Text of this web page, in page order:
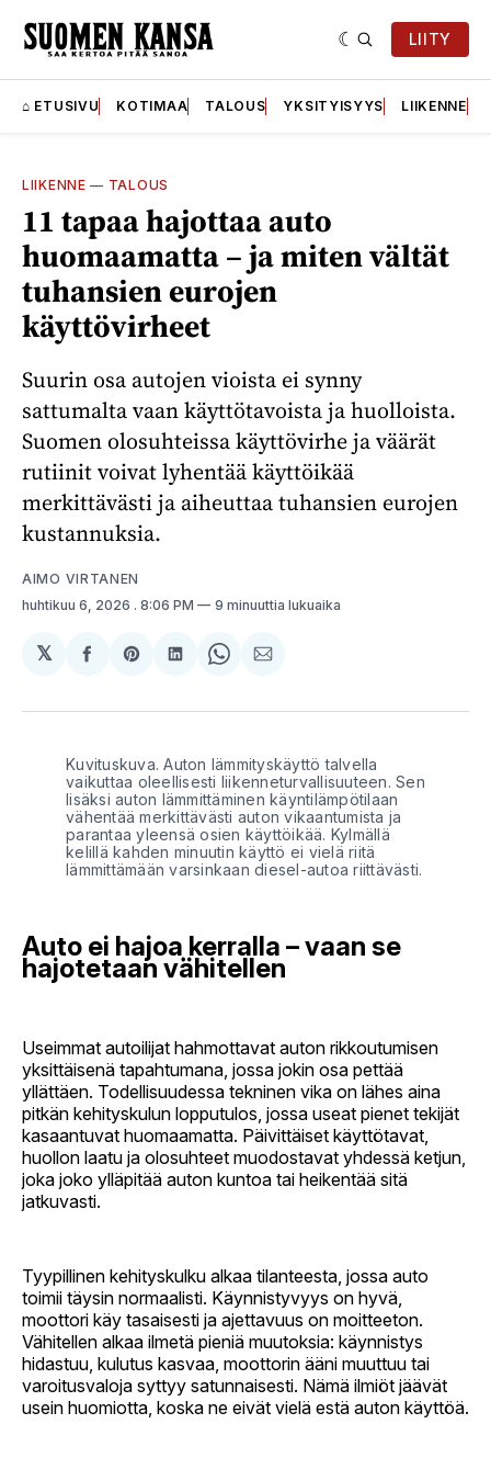
LIITY
⌂ ETUSIVU KOTIMAA TALOUS YKSITYISYYS LIIKENNE
LIIKENNE — TALOUS
11 tapaa hajottaa auto
huomaamatta – ja miten vältät
tuhansien eurojen
käyttövirheet
Suurin osa autojen vioista ei synny
sattumalta vaan käyttötavoista ja huolloista.
Suomen olosuhteissa käyttövirhe ja väärät
rutiinit voivat lyhentää käyttöikää
merkittävästi ja aiheuttaa tuhansien eurojen
kustannuksia.
AIMO VIRTANEN
huhtikuu 6, 2026 . 8:06 PM 9 minuuttia lukuaika
𝕏
Jaa
Share
Pinterest
Jaa Share
WhatsApp
Jaa
Kuvituskuva. Auton lämmityskäyttö talvella
vaikuttaa oleellisesti liikenneturvallisuuteen. Sen
lisäksi auton lämmittäminen käyntilämpötilaan
vähentää merkittävästi auton vikaantumista ja
parantaa yleensä osien käyttöikää. Kylmällä
kelillä kahden minuutin käyttö ei vielä riitä
lämmittämään varsinkaan diesel-autoa riittävästi.
Auto ei hajoa kerralla – vaan se
hajotetaan vähitellen
Useimmat autoilijat hahmottavat auton rikkoutumisen
yksittäisenä tapahtumana, jossa jokin osa pettää
yllättäen. Todellisuudessa tekninen vika on lähes aina
pitkän kehityskulun lopputulos, jossa useat pienet tekijät
kasaantuvat huomaamatta. Päivittäiset käyttötavat,
huollon laatu ja olosuhteet muodostavat yhdessä ketjun,
joka joko ylläpitää auton kuntoa tai heikentää sitä
jatkuvasti.
Tyypillinen kehityskulku alkaa tilanteesta, jossa auto
toimii täysin normaalisti. Käynnistyvyys on hyvä,
moottori käy tasaisesti ja ajettavuus on moitteeton.
Vähitellen alkaa ilmetä pieniä muutoksia: käynnistys
hidastuu, kulutus kasvaa, moottorin ääni muuttuu tai
varoitusvaloja syttyy satunnaisesti. Nämä ilmiöt jäävät
usein huomiotta, koska ne eivät vielä estä auton käyttöä.